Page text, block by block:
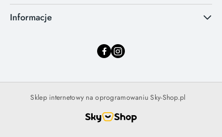
Informacje
Sklep internetowy na oprogramowaniu Sky-Shop.pl